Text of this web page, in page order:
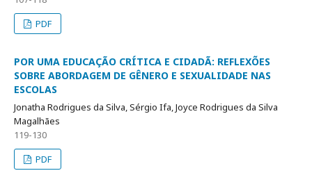
PDF
POR UMA EDUCAÇÃO CRÍTICA E CIDADÃ: REFLEXÕES
SOBRE ABORDAGEM DE GÊNERO E SEXUALIDADE NAS
ESCOLAS
Jonatha Rodrigues da Silva, Sérgio Ifa, Joyce Rodrigues da Silva
Magalhães
119-130
PDF